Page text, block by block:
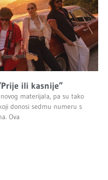
ili kasnije”
materijala, pa su tako
donosi sedmu numeru s
Ova